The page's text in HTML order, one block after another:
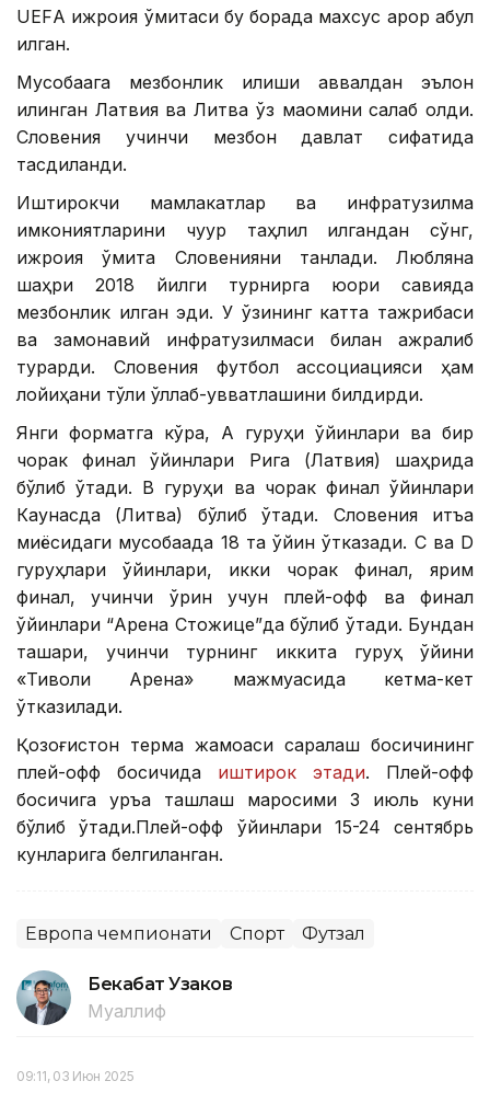
UEFА ижроия қўмитаси бу борада махсус қарор қабул
қилган.
Мусобақага мезбонлик қилиши аввалдан эълон
қилинган Латвия ва Литва ўз мақомини сақлаб қолди.
Словения учинчи мезбон давлат сифатида
тасдиқланди.
Иштирокчи мамлакатлар ва инфратузилма
имкониятларини чуқур таҳлил қилгандан сўнг,
ижроия қўмита Словенияни танлади. Любляна
шаҳри 2018 йилги турнирга юқори савияда
мезбонлик қилган эди. У ўзининг катта тажрибаси
ва замонавий инфратузилмаси билан ажралиб
турарди. Словения футбол ассоциацияси ҳам
лойиҳани тўлиқ қўллаб-қувватлашини билдирди.
Янги форматга кўра, А гуруҳи ўйинлари ва бир
чорак финал ўйинлари Рига (Латвия) шаҳрида
бўлиб ўтади. В гуруҳи ва чорак финал ўйинлари
Каунасда (Литва) бўлиб ўтади. Словения қитъа
миқёсидаги мусобақада 18 та ўйин ўтказади. C ва D
гуруҳлари ўйинлари, икки чорак финал, ярим
финал, учинчи ўрин учун плей-офф ва финал
ўйинлари “Арена Стожице”да бўлиб ўтади. Бундан
ташқари, учинчи турнинг иккита гуруҳ ўйини
«Тиволи Арена» мажмуасида кетма-кет
ўтказилади.
Қозоғистон терма жамоаси саралаш босқичининг
плей-офф босқичида иштирок этади. Плей-офф
босқичига қуръа ташлаш маросими 3 июль куни
бўлиб ўтади.Плей-офф ўйинлари 15-24 сентябрь
кунларига белгиланган.
Европа чемпионати Спорт Футзал
Бекабат Узаков
Муаллиф
09:11, 03 Июн 2025